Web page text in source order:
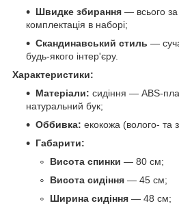
Швидке збирання — всього
комплектація в наборі;
Скандинавський стиль —
будь-якого інтер'єру.
Характеристики:
Матеріали: сидіння — ABS-
натуральний бук;
Оббивка: екокожа (волого- та
Габарити:
Висота спинки — 80 см;
Висота сидіння — 45 см;
Ширина сидіння — 48 см;